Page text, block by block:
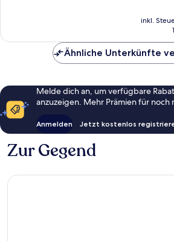
Bewertungen
inkl.
Ähnliche Unterkünfte
Melde dich an, um verfügbare
anzuzeigen. Mehr Prämien für noch
Anmelden Jetzt kostenlos
Zur Gegend